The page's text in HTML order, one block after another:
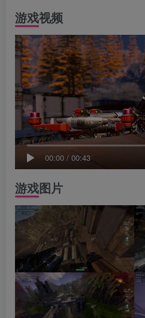
游戏视频
00:00 / 00:43
游戏图片